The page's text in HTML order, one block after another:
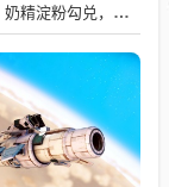
假奶粉揭秘，奶精淀粉勾兑，流向何处？